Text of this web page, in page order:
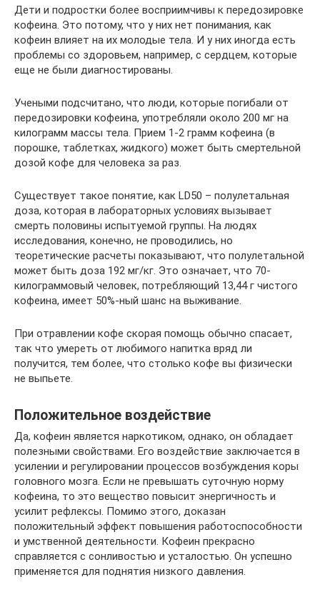
Дети и подростки более восприимчивы к передозировке
кофеина. Это потому, что у них нет понимания, как
кофеин влияет на их молодые тела. И у них иногда есть
проблемы со здоровьем, например, с сердцем, которые
еще не были диагностированы.
Учеными подсчитано, что люди, которые погибали от
передозировки кофеина, употребляли около 200 мг на
килограмм массы тела. Прием 1-2 грамм кофеина (в
порошке, таблетках, жидкого) может быть смертельной
дозой кофе для человека за раз.
Существует такое понятие, как LD50 – полулетальная
доза, которая в лабораторных условиях вызывает
смерть половины испытуемой группы. На людях
исследования, конечно, не проводились, но
теоретические расчеты показывают, что полулетальной
может быть доза 192 мг/кг. Это означает, что 70-
килограммовый человек, потребляющий 13,44 г чистого
кофеина, имеет 50%-ный шанс на выживание.
При отравлении кофе скорая помощь обычно спасает,
так что умереть от любимого напитка вряд ли
получится, тем более, что столько кофе вы физически
не выпьете.
Положительное воздействие
Да, кофеин является наркотиком, однако, он обладает
полезными свойствами. Его воздействие заключается в
усилении и регулировании процессов возбуждения коры
головного мозга. Если не превышать суточную норму
кофеина, то это вещество повысит энергичность и
усилит рефлексы. Помимо этого, доказан
положительный эффект повышения работоспособности
и умственной деятельности. Кофеин прекрасно
справляется с сонливостью и усталостью. Он успешно
применяется для поднятия низкого давления.